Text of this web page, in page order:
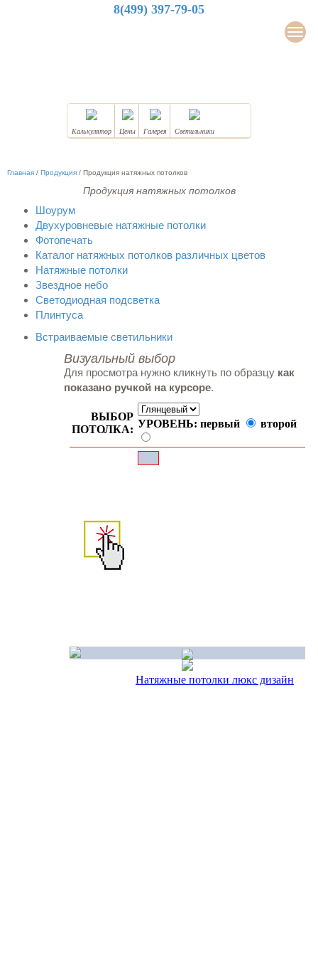
8(499) 397-79-05
Калькулятор Цены Галерея Светильники
Главная / Продукция / Продукция натяжных потолков
Продукция натяжных потолков
Шоурум
Двухуровневые натяжные потолки
Фотопечать
Каталог натяжных потолков различных цветов
Натяжные потолки
Звездное небо
Светодиодная подсветка
Плинтуса
Встраиваемые светильники
Визуальный выбор
Для просмотра нужно кликнуть по образцу как
показано ручкой на курсоре.